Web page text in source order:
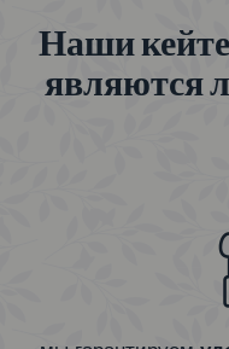
Наши
являются